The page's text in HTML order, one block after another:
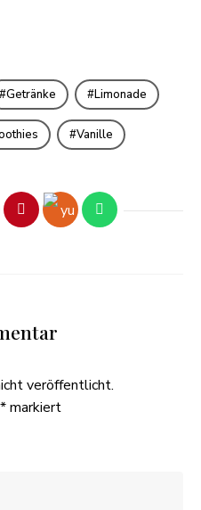
Getränke Limonade
Vanille
veröffentlicht.
*markiert